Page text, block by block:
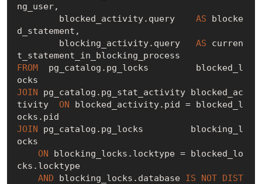
ng_user,
        blocked_activity.query
AS blocke
d_statement,
        blocking_activity.query
AS curren
FROM
  pg_catalog.pg_locks         blocked_l
JOIN pg_catalog.pg_stat_activity blocked_ac
tivity ON blocked_activity.pid = blocked_l
JOIN pg_catalog.pg_locks         blocking_l
ocks
ON blocking_locks.locktype = blocked_lo
cks.locktype
AND blocking_locks.database IS NOT DIST